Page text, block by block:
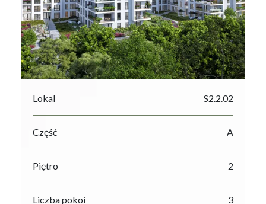
Lokal S2.2.02
Część A
Piętro 2
Liczba pokoi 3